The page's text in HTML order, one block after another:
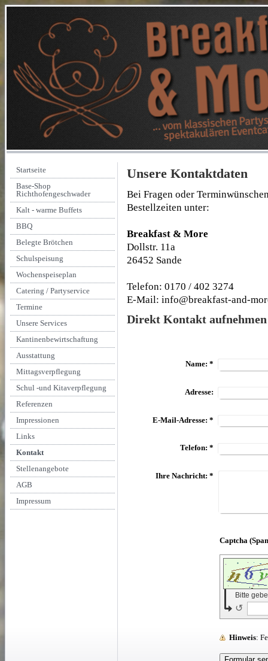
Startseite
Base-Shop
Richthofengeschwader
Kalt - warme Buffets
BBQ
Belegte Brötchen
Schulspeisung
Wochenspeiseplan
Catering / Partyservice
Termine
Unsere Services
Kantinenbewirtschaftung
Ausstattung
Mittagsverpflegung
Schul -und Kitaverpflegung
Referenzen
Impressionen
Links
Kontakt
Stellenangebote
AGB
Impressum
Unsere Kontaktdaten
Bei Fragen oder
Bestellzeiten unter:
Breakfast & More
Dollstr. 11a
26452 Sande
Telefon: 0170 / 402 3274
E-Mail: info@breakfast-and-
Direkt Kontakt aufnehmen
Name: *
Adresse:
E-Mail-Adresse: *
Telefon: *
Ihre Nachricht: *
Bitte
↺
Hinweis :